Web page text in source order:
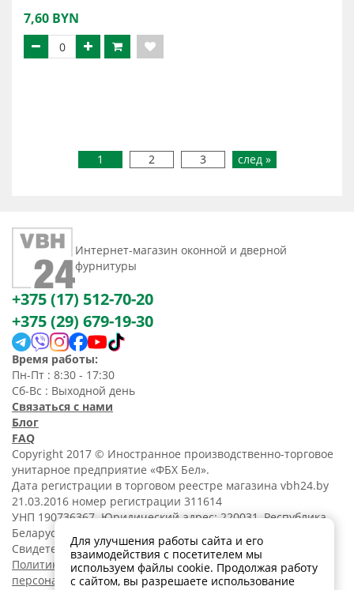
7,60 BYN
1 2 3 след »
Интернет-магазин оконной и дверной
фурнитуры
+375 (17) 512-70-20
+375 (29) 679-19-30
Время работы:
Пн-Пт : 8:30 - 17:30
Сб-Вс : Выходной день
Связаться с нами
Блог
FAQ
Copyright 2017 © Иностранное производственно-торговое
унитарное предприятие «ФБХ Бел».
Дата регистрации в торговом реестре магазина vbh24.by
21.03.2016 номер регистрации 311614
УНП 190736367. Юридический адрес: 220031, Республика
Беларусь, г. Минск, ул. Танковая, 15-1, 5 этаж;
Свидетельство о регистрации N190736367 от 11.02.2014.
Политика обработки
персональных данных
Для улучшения работы сайта и его
взаимодействия с посетителем мы
используем файлы cookie. Продолжая работу
с сайтом, вы разрешаете использование